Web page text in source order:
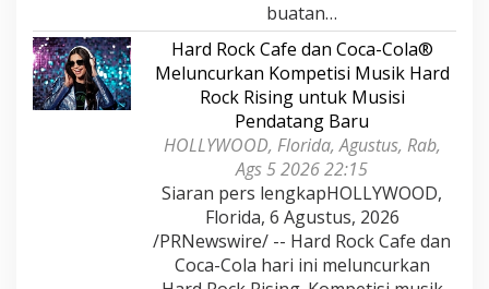
buatan…
Hard Rock Cafe dan Coca-Cola®
Meluncurkan Kompetisi Musik Hard
Rock Rising untuk Musisi
Pendatang Baru
HOLLYWOOD, Florida, Agustus, Rab,
Ags 5 2026 22:15
Siaran pers lengkapHOLLYWOOD,
Florida, 6 Agustus, 2026
/PRNewswire/ -- Hard Rock Cafe dan
Coca-Cola hari ini meluncurkan